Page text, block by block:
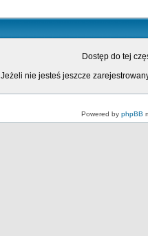
Dostęp do tej
Jeżeli nie jesteś jeszcze
Powered by phpBB